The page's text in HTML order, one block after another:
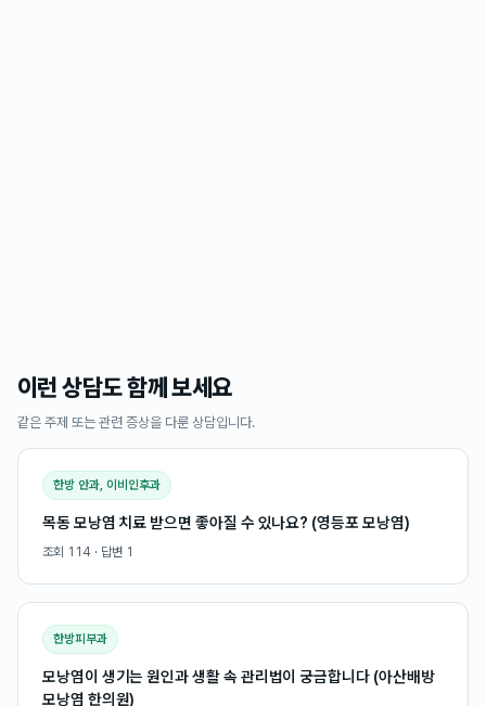
이런 상담도 함께 보세요
같은 주제 또는 관련 증상을 다룬 상담입니다.
한방 안과, 이비인후과
목동 모낭염 치료 받으면 좋아질 수 있나요? (영등포 모낭염)
조회 114 · 답변 1
한방피부과
모낭염이 생기는 원인과 생활 속 관리법이 궁금합니다 (아산배방
모낭염 한의원)